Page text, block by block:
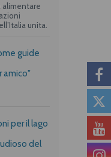
alimentare
unita.
guide
amico"
per il lago
del